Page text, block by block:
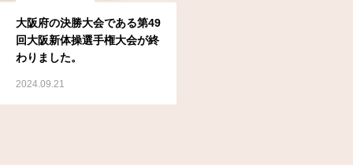
大阪府の決勝大会である第49
回大阪新体操選手権大会が終
わりました。
2024.09.21